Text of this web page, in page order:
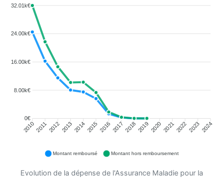
32.01k€
24.00k€
16.00k€
8.00k€
0€
2010201120122013 20142015 2016 2017 2018 2019 2020 202120222023 2024
Montant remboursé Montant hors remboursement
Evolution de la dépense de l'Assurance Maladie pour la